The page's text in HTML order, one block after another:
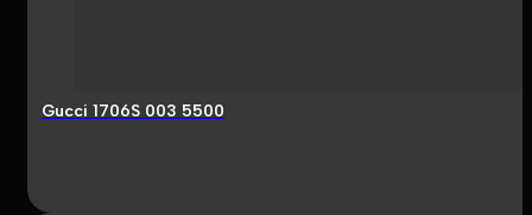
Gucci 1706S 003 5500